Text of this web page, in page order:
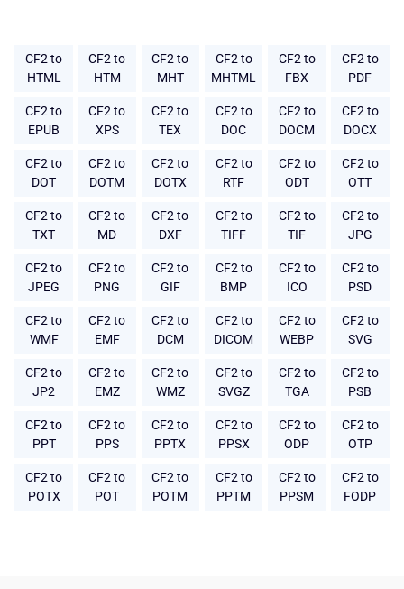
CF2 to
HTML
CF2 to
HTM
CF2 to
MHT
CF2 to
MHTML
CF2 to
FBX
CF2 to
PDF
CF2 to
EPUB
CF2 to
XPS
CF2 to
TEX
CF2 to
DOC
CF2 to
DOCM
CF2 to
DOCX
CF2 to
DOT
CF2 to
DOTM
CF2 to
DOTX
CF2 to
RTF
CF2 to
ODT
CF2 to
OTT
CF2 to
TXT
CF2 to
MD
CF2 to
DXF
CF2 to
TIFF
CF2 to
TIF
CF2 to
JPG
CF2 to
JPEG
CF2 to
PNG
CF2 to
GIF
CF2 to
BMP
CF2 to
ICO
CF2 to
PSD
CF2 to
WMF
CF2 to
EMF
CF2 to
DCM
CF2 to
DICOM
CF2 to
WEBP
CF2 to
SVG
CF2 to
JP2
CF2 to
EMZ
CF2 to
WMZ
CF2 to
SVGZ
CF2 to
TGA
CF2 to
PSB
CF2 to
PPT
CF2 to
PPS
CF2 to
PPTX
CF2 to
PPSX
CF2 to
ODP
CF2 to
OTP
CF2 to
POTX
CF2 to
POT
CF2 to
POTM
CF2 to
PPTM
CF2 to
PPSM
CF2 to
FODP